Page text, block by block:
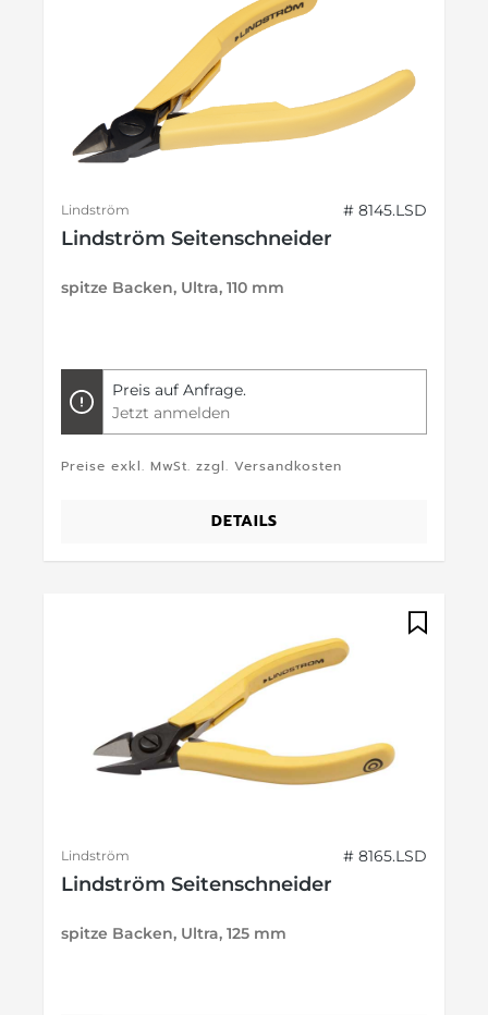
Lindström # 8145.LSD
Lindström Seitenschneider
spitze Backen, Ultra, 110 mm
Preis auf Anfrage.
Jetzt anmelden
Preise exkl. MwSt. zzgl. Versandkosten
DETAILS
Lindström # 8165.LSD
Lindström Seitenschneider
spitze Backen, Ultra, 125 mm